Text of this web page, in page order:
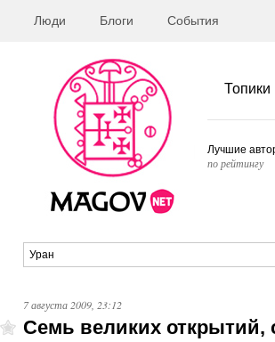
Люди Блоги События
Топики
Лучшие
по рейтингу
7 августа 2009, 23:12
Семь великих